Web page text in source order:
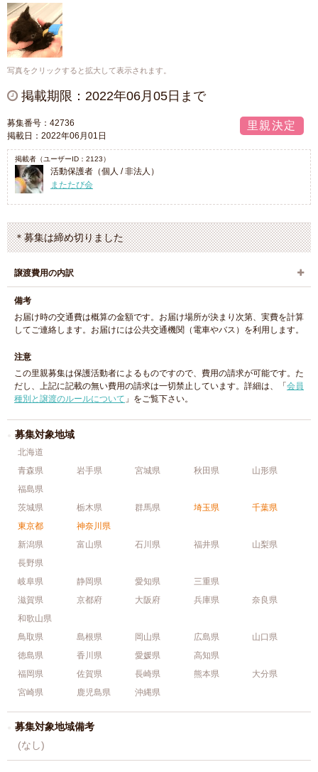
写真をクリックすると拡大して表示されます。
掲載期限：2022年06月05日まで
募集番号：42736
掲載日：2022年06月01日
里親決定
掲載者（ユーザーID：2123）
活動保護者（個人 / 非法人）
またたび会
＊募集は締め切りました
譲渡費用の内訳
備考
お届け時の交通費は概算の金額です。お届け場所が決まり次第、実費を計算
してご連絡します。お届けには公共交通機関（電車やバス）を利用します。
注意
この里親募集は保護活動者によるものですので、費用の請求が可能です。た
だし、上記に記載の無い費用の請求は一切禁止しています。詳細は、「 会員
種別と譲渡のルールについて 」をご覧下さい。
募集対象地域
北海道
青森県
岩手県 宮城県 秋田県
山形県
福島県
茨城県
栃木県 群馬県 埼玉県
千葉県
東京都
神奈川県
新潟県
富山県 石川県 福井県
山梨県
長野県
岐阜県
静岡県 愛知県
三重県
滋賀県
京都府 大阪府 兵庫県
奈良県
和歌山県
鳥取県
島根県 岡山県 広島県
山口県
徳島県
香川県 愛媛県
高知県
福岡県
佐賀県 長崎県 熊本県
大分県
宮崎県
鹿児島県 沖縄県
募集対象地域備考
(なし)